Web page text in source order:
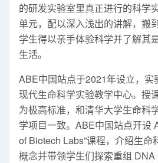
的研发实验室里真正进行的科学
单元，配以深入浅出的讲解，搬
学生得以亲手体验科学并了解其
生活。
ABE中国站点于2021年设立，实
现代生命科学实验教学中心。授
为极高标准，和清华大学生命科
学项目一致。ABE中国站点开设
of Biotech Labs”课程，介绍生命
概念并带领学生们探索重组